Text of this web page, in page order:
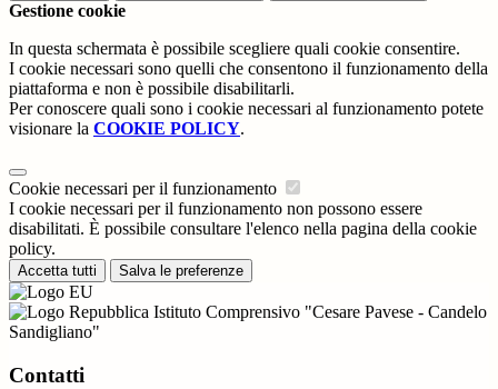
Gestione cookie
In questa schermata è possibile scegliere quali cookie consentire.
I cookie necessari sono quelli che consentono il funzionamento della
piattaforma e non è possibile disabilitarli.
Per conoscere quali sono i cookie necessari al funzionamento potete
visionare la COOKIE POLICY.
Cookie necessari per il funzionamento
I cookie necessari per il funzionamento non possono essere
disabilitati. È possibile consultare l'elenco nella pagina della cookie
policy.
Accetta tutti Salva le preferenze
Istituto Comprensivo "Cesare Pavese - Candelo
Sandigliano"
Contatti